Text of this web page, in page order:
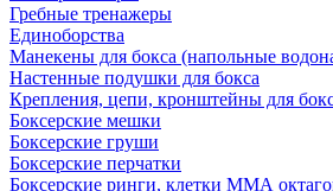
Гребные тренажеры
Единоборства
Манекены для бокса (напольные
Настенные подушки для бокса
Крепления, цепи, кронштейны для
Боксерские мешки
Боксерские груши
Боксерские перчатки
Боксерские ринги, клетки ММА